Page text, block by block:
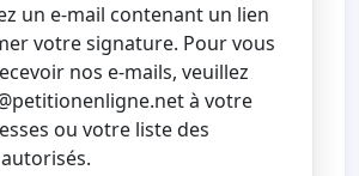
un e-mail contenant un lien
votre signature. Pour vous
nos e-mails, veuillez
à votre
ou votre liste des